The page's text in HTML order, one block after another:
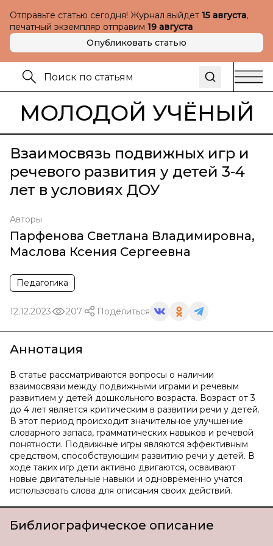
Отправьте статью сегодня! Журнал выйдет 15 августа,
печатный экземпляр отправим 19 августа
Опубликовать статью
МОЛОДОЙ УЧЁНЫЙ
Взаимосвязь подвижных игр и
речевого развития у детей 3-4
лет в условиях ДОУ
Авторы
Парфенова Светлана Владимировна,
Маслова Ксения Сергеевна
Педагогика
12.12.2023 207 Поделиться
Аннотация
В статье рассматриваются вопросы о наличии
взаимосвязи между подвижными играми и речевым
развитием у детей дошкольного возраста. Возраст от 3
до 4 лет является критическим в развитии речи у детей.
В этот период происходит значительное улучшение
словарного запаса, грамматических навыков и речевой
понятности. Подвижные игры являются эффективным
средством, способствующим развитию речи у детей. В
ходе таких игр дети активно двигаются, осваивают
новые двигательные навыки и одновременно учатся
использовать слова для описания своих действий.
Библиографическое описание